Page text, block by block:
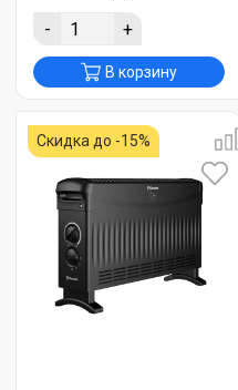
- +
В корзину
Скидка до -15%